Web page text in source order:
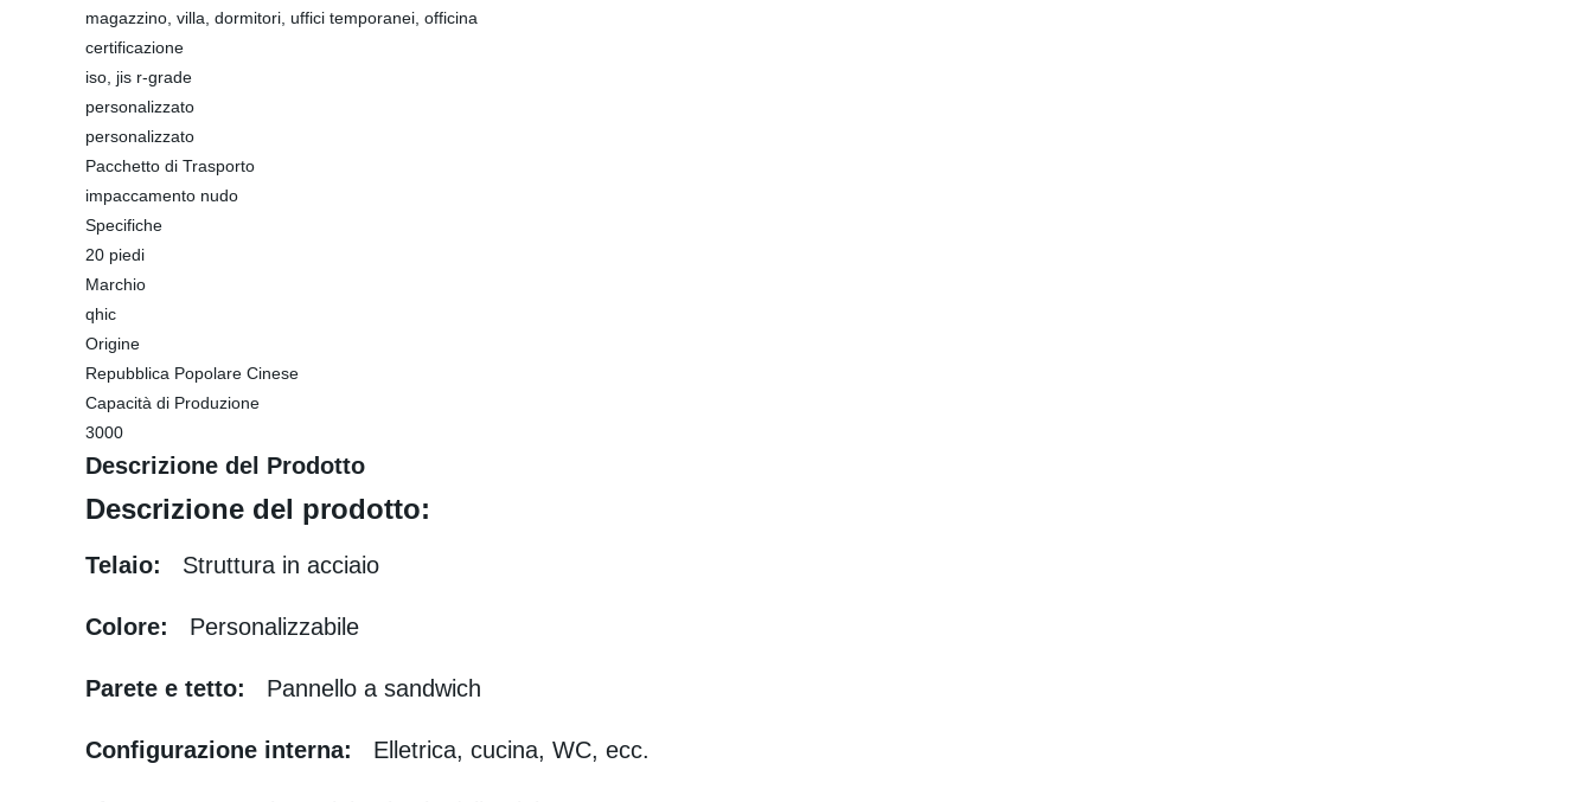
magazzino, villa, dormitori, uffici temporanei, officina
certificazione
iso, jis r-grade
personalizzato
personalizzato
Pacchetto di Trasporto
impaccamento nudo
Specifiche
20 piedi
Marchio
qhic
Origine
Repubblica Popolare Cinese
Capacità di Produzione
3000
Descrizione del Prodotto
Descrizione del prodotto:
Telaio: Struttura in acciaio
Colore: Personalizzabile
Parete e tetto: Pannello a sandwich
Configurazione interna: Elletrica, cucina, WC, ecc.